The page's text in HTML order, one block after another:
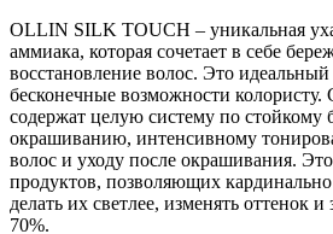
OLLIN SILK TOUCH – уникальная
аммиака, которая сочетает в себе
восстановление волос. Это
бесконечные возможности
содержат целую систему по стойкому
окрашиванию, интенсивному
волос и уходу после окрашивания.
продуктов, позволяющих кардинально
делать их светлее, изменять оттенок
70%.